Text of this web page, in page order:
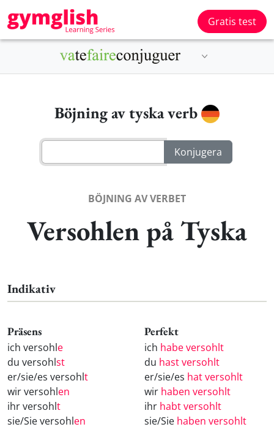
Gratis test
Böjning av tyska verb
BÖJNING AV VERBET
Versohlen på Tyska
Indikativ
Präsens
ich versohle
du versohlst
er/sie/es versohlt
wir versohlen
ihr versohlt
sie/Sie versohlen
Perfekt
ich habe versohlt
du hast versohlt
er/sie/es hat versohlt
wir haben versohlt
ihr habt versohlt
sie/Sie haben versohlt